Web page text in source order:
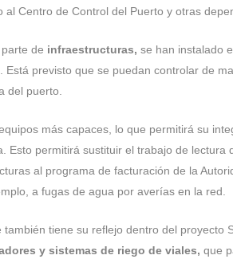
Centro de Control del Puerto y otras
de infraestructuras, se han instalado
previsto que se puedan controlar de
del puerto.
más capaces, lo que permitirá su
permitirá sustituir el trabajo de
al programa de facturación de la
a fugas de agua por averías en la red.
tiene su reflejo dentro del proyecto
y sistemas de riego de viales, que